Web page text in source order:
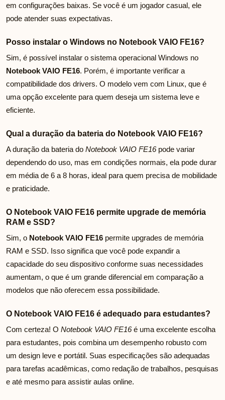
em configurações baixas. Se você é um jogador casual, ele
pode atender suas expectativas.
Posso instalar o Windows no Notebook VAIO FE16?
Sim, é possível instalar o sistema operacional Windows no
Notebook VAIO FE16. Porém, é importante verificar a
compatibilidade dos drivers. O modelo vem com Linux, que é
uma opção excelente para quem deseja um sistema leve e
eficiente.
Qual a duração da bateria do Notebook VAIO FE16?
A duração da bateria do Notebook VAIO FE16pode variar
dependendo do uso, mas em condições normais, ela pode durar
em média de 6 a 8 horas, ideal para quem precisa de mobilidade
e praticidade.
O Notebook VAIO FE16 permite upgrade de memória
RAM e SSD?
Sim, o Notebook VAIO FE16 permite upgrades de memória
RAM e SSD. Isso significa que você pode expandir a
capacidade do seu dispositivo conforme suas necessidades
aumentam, o que é um grande diferencial em comparação a
modelos que não oferecem essa possibilidade.
O Notebook VAIO FE16 é adequado para estudantes?
Com certeza! O Notebook VAIO FE16é uma excelente escolha
para estudantes, pois combina um desempenho robusto com
um design leve e portátil. Suas especificações são adequadas
para tarefas acadêmicas, como redação de trabalhos, pesquisas
e até mesmo para assistir aulas online.